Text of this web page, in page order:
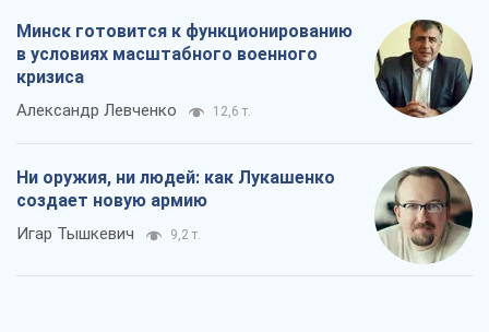
Минск готовится к функционированию
в условиях масштабного военного
кризиса
Александр Левченко 12,6 т.
Ни оружия, ни людей: как Лукашенко
создает новую армию
Игар Тышкевич 9,2 т.